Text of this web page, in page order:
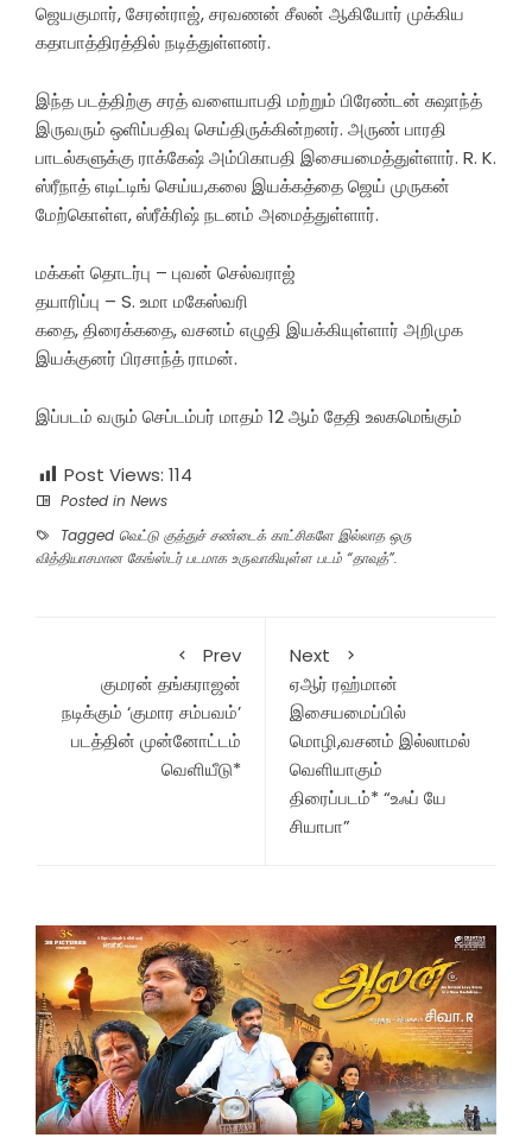
ஜெயகுமார், சேரன்ராஜ், சரவணன் சீலன் ஆகியோர் முக்கிய
கதாபாத்திரத்தில் நடித்துள்ளனர்.
இந்த படத்திற்கு சரத் வளையாபதி மற்றும் பிரேண்டன் சுஷாந்த்
இருவரும் ஒளிப்பதிவு செய்திருக்கின்றனர். அருண் பாரதி
பாடல்களுக்கு ராக்கேஷ் அம்பிகாபதி இசையமைத்துள்ளார். R. K.
ஸ்ரீநாத் எடிட்டிங் செய்ய,கலை இயக்கத்தை ஜெய் முருகன்
மேற்கொள்ள, ஸ்ரீக்ரிஷ் நடனம் அமைத்துள்ளார்.
மக்கள் தொடர்பு – புவன் செல்வராஜ்
தயாரிப்பு – S. உமா மகேஸ்வரி
கதை, திரைக்கதை, வசனம் எழுதி இயக்கியுள்ளார் அறிமுக
இயக்குனர் பிரசாந்த் ராமன்.
இப்படம் வரும் செப்டம்பர் மாதம் 12 ஆம் தேதி உலகமெங்கும்
Post Views: 114
Posted in News
Tagged வெட்டு குத்துச் சண்டைக் காட்சிகளே இல்லாத ஒரு
வித்தியாசமான கேங்ஸ்டர் படமாக உருவாகியுள்ள படம் “தாவுத்”.
Prev
குமரன் தங்கராஜன்
நடிக்கும் ‘குமார சம்பவம்’
படத்தின் முன்னோட்டம்
வெளியீடு*
Next
ஏஆர் ரஹ்மான்
இசையமைப்பில்
மொழி,வசனம் இல்லாமல்
வெளியாகும்
திரைப்படம்* “உஃப் யே
சியாபா”